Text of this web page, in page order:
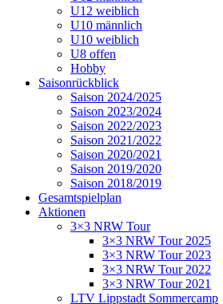
U12 weiblich
U10 männlich
U10 weiblich
U8 offen
Hobby
Saisonrückblick
Saison 2024/2025
Saison 2023/2024
Saison 2022/2023
Saison 2021/2022
Saison 2020/2021
Saison 2019/2020
Saison 2018/2019
Gesamtspielplan
Aktionen
3×3 NRW Tour
3×3 NRW Tour 2025
3×3 NRW Tour 2023
3×3 NRW Tour 2022
3×3 NRW Tour 2021
LTV Lippstadt Sommercamp